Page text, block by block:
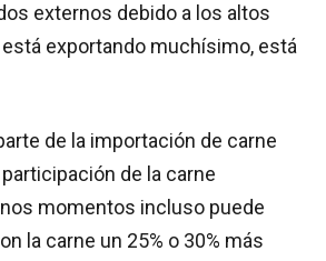
externos debido a los altos
exportando muchísimo, está
de la importación de carne
de la carne
momentos incluso puede
la carne un 25% o 30% más